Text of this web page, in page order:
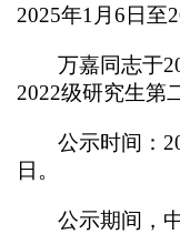
2025年1月6日至
万嘉同志于
2022级研究生第
公示时间：
日。
公示期间，